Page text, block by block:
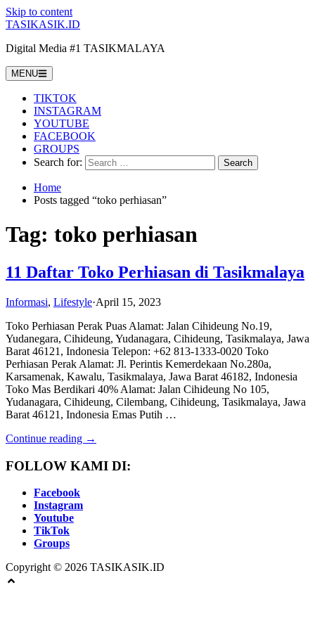
Skip to content
TASIKASIK.ID
Digital Media #1 TASIKMALAYA
MENU
TIKTOK
INSTAGRAM
YOUTUBE
FACEBOOK
GROUPS
Search for:
Home
Posts tagged “toko perhiasan”
Tag: toko perhiasan
11 Daftar Toko Perhiasan di Tasikmalaya
Informasi, Lifestyle·April 15, 2023
Toko Perhiasan Perak Puas Alamat: Jalan Cihideung No.19,
Yudanegara, Cihideung, Yudanagara, Cihideung, Tasikmalaya, Jawa
Barat 46121, Indonesia Telepon: +62 813-1333-0020 Toko
Perhiasan Perak Alamat: Jl. Perintis Kemerdekaan No.280a,
Karsamenak, Kawalu, Tasikmalaya, Jawa Barat 46182, Indonesia
Toko Mas Berdikari 40% Alamat: Jalan Cihideung No 105,
Yudanagara, Cihideung, Cilembang, Cihideung, Tasikmalaya, Jawa
Barat 46121, Indonesia Emas Putih …
Continue reading →
FOLLOW KAMI DI:
Facebook
Instagram
Youtube
TikTok
Groups
Copyright © 2026 TASIKASIK.ID